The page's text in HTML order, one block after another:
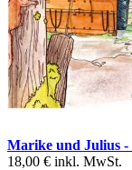
Marike und Julius -
18,00 € inkl. MwSt.